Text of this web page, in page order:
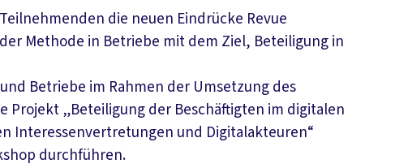
die neuen Eindrücke Revue
Methode in Betriebe mit dem Ziel, Beteiligung in
Betriebe im Rahmen der Umsetzung des
Projekt „Beteiligung der Beschäftigten im digitalen
Interessenvertretungen und Digitalakteuren“
durchführen.